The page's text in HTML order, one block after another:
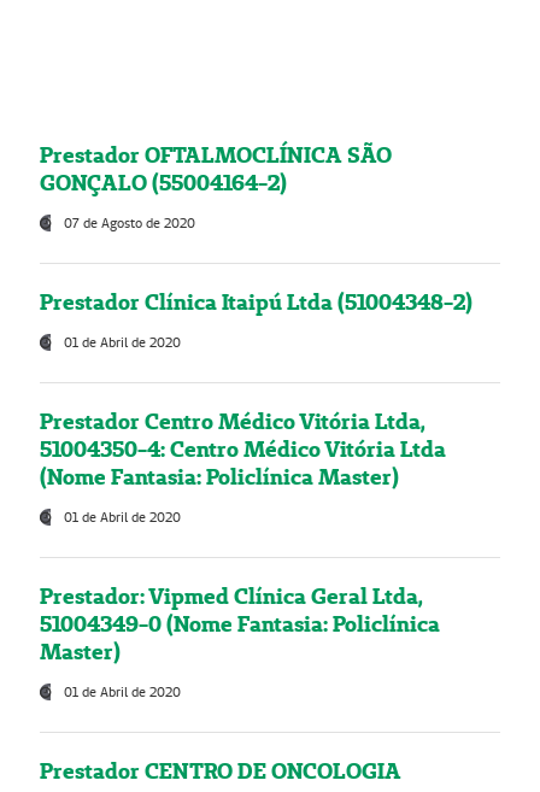
Prestador OFTALMOCLÍNICA SÃO
GONÇALO (55004164-2)
07 de Agosto de 2020
Prestador Clínica Itaipú Ltda (51004348-2)
01 de Abril de 2020
Prestador Centro Médico Vitória Ltda,
51004350-4: Centro Médico Vitória Ltda
(Nome Fantasia: Policlínica Master)
01 de Abril de 2020
Prestador: Vipmed Clínica Geral Ltda,
51004349-0 (Nome Fantasia: Policlínica
Master)
01 de Abril de 2020
Prestador CENTRO DE ONCOLOGIA